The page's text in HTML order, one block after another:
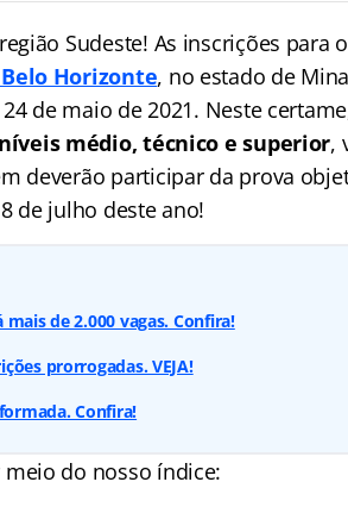
Sudeste! As inscrições para
Horizonte, no estado de
de maio de 2021. Neste
níveis médio, técnico e superior,
deverão participar da prova
de julho deste ano!
de 2.000 vagas. Confira!
prorrogadas. VEJA!
Confira!
do nosso índice: